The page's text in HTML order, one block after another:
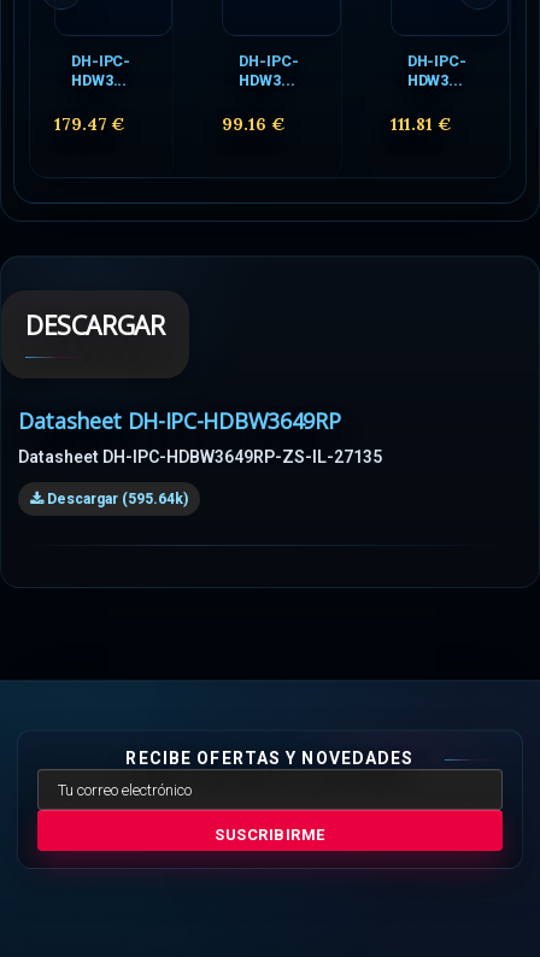
DH-IPC-
HDW3...
179.47 €
DH-IPC-
HDW3...
99.16 €
DH-IPC-
HDW3...
111.81 €
DESCARGAR
Datasheet DH-IPC-HDBW3649RP
Datasheet DH-IPC-HDBW3649RP-ZS-IL-27135
Descargar (595.64k)
RECIBE OFERTAS Y NOVEDADES
SUSCRIBIRME